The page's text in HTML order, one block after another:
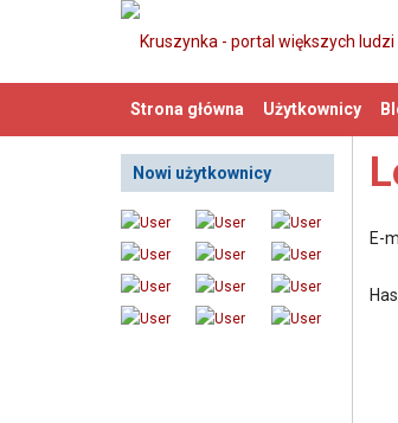
Strona główna Użytkownicy
Nowi użytkownicy
E-